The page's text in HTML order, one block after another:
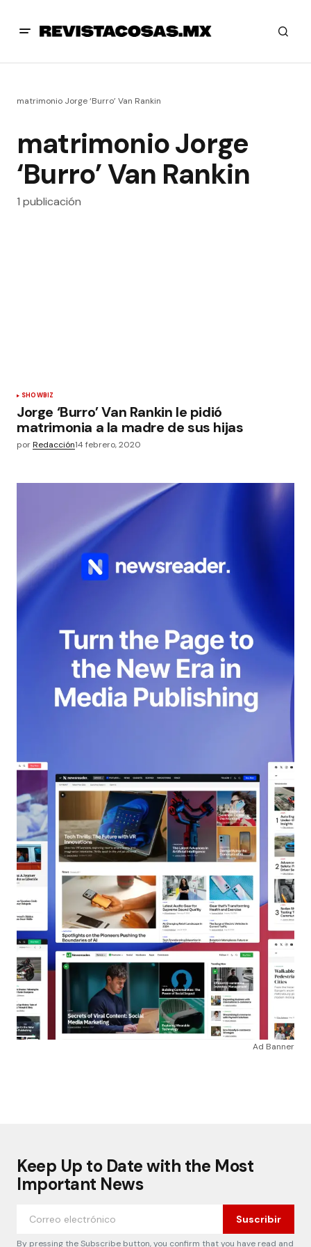
matrimonio Jorge ‘Burro’ Van Rankin
matrimonio Jorge
‘Burro’ Van Rankin
1 publicación
SHOWBIZ
Jorge ‘Burro’ Van Rankin le pidió
matrimonia a la madre de sus hijas
porRedacción14 febrero, 2020
Ad Banner
Keep Up to Date with the Most
Important News
Suscribir
By pressing the Subscribe button, you confirm that you have read and